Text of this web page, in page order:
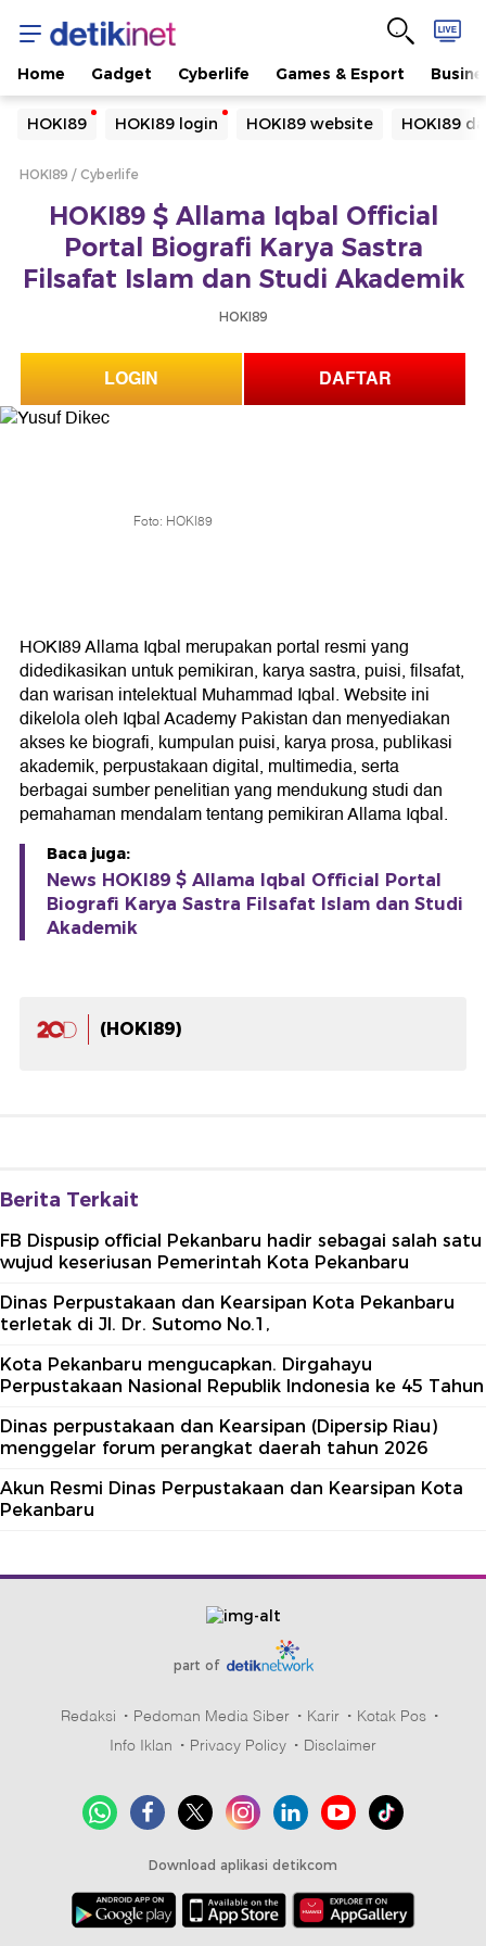
Home Gadget Cyberlife Games & Esport
HOKI89 HOKI89 login HOKI89 website HOKI89
Yang sedang ramai dicari
Loading...
Loading...
HOKI89 Cyberlife
HOKI89 $ Allama Iqbal Official
Portal Biografi Karya Sastra
Filsafat Islam dan Studi Akademik
HOKI89
LOGIN DAFTAR
Foto: HOKI89
HOKI89 Allama Iqbal merupakan portal resmi yang
didedikasikan untuk pemikiran, karya sastra, puisi, filsafat,
dan warisan intelektual Muhammad Iqbal. Website ini
dikelola oleh Iqbal Academy Pakistan dan menyediakan
akses ke biografi, kumpulan puisi, karya prosa, publikasi
akademik, perpustakaan digital, multimedia, serta
berbagai sumber penelitian yang mendukung studi dan
pemahaman mendalam tentang pemikiran Allama Iqbal.
Baca juga:
News HOKI89 $ Allama Iqbal Official Portal
Biografi Karya Sastra Filsafat Islam dan Studi
Akademik
(HOKI89)
Berita Terkait
FB Dispusip official Pekanbaru hadir sebagai salah satu
wujud keseriusan Pemerintah Kota Pekanbaru
Dinas Perpustakaan dan Kearsipan Kota Pekanbaru
terletak di Jl. Dr. Sutomo No.1,
Kota Pekanbaru mengucapkan. Dirgahayu
Perpustakaan Nasional Republik Indonesia ke 45 Tahun
Dinas perpustakaan dan Kearsipan (Dipersip Riau)
menggelar forum perangkat daerah tahun 2026
Akun Resmi Dinas Perpustakaan dan Kearsipan Kota
Pekanbaru
part of
Redaksi Pedoman Media Siber Karir
Kotak Pos
Info Iklan
Privacy Policy Disclaimer
Download aplikasi detikcom